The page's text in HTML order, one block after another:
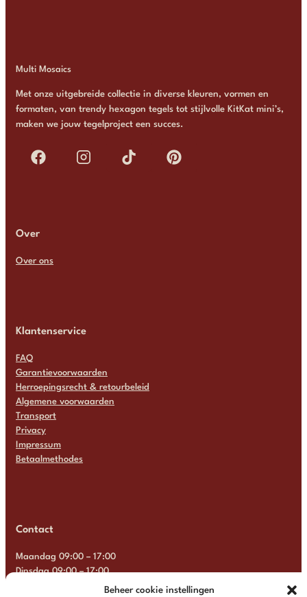
Beheer cookie instellingen
Multi Mosaics
Met onze uitgebreide collectie in diverse kleuren, vormen en
formaten, van trendy hexagon tegels tot stijlvolle KitKat mini’s,
maken we jouw tegelproject een succes.
Over
Over ons
Klantenservice
FAQ
Garantievoorwaarden
Herroepingsrecht & retourbeleid
Algemene voorwaarden
Transport
Privacy
Impressum
Betaalmethodes
Contact
Maandag 09:00 – 17:00
Dinsdag 09:00 – 17:00
Woensdag 09:00 – 17:00